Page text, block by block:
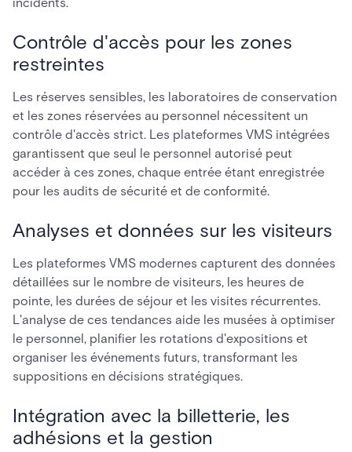
Contrôle d'accès pour les zones
restreintes
Les réserves sensibles, les laboratoires de conservation
et les zones réservées au personnel nécessitent un
contrôle d'accès strict. Les plateformes VMS intégrées
garantissent que seul le personnel autorisé peut
accéder à ces zones, chaque entrée étant enregistrée
pour les audits de sécurité et de conformité.
Analyses et données sur les visiteurs
Les plateformes VMS modernes capturent des données
détaillées sur le nombre de visiteurs, les heures de
pointe, les durées de séjour et les visites récurrentes.
L'analyse de ces tendances aide les musées à optimiser
le personnel, planifier les rotations d'expositions et
organiser les événements futurs, transformant les
suppositions en décisions stratégiques.
Intégration avec la billetterie, les
adhésions et la gestion